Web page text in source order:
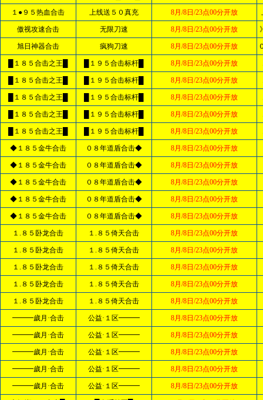
１●９５热血合击 上线送５０真充 8月/8日/23点00分开放
傲视攻速合击 无限刀速 8月/8日/23点00分开放
旭日神器合击 疯狗刀速 8月/8日/23点00分开放
█１８５合击之王█ █１９５合击标杆█ 8月/8日/23点00分开放
█１８５合击之王█ █１９５合击标杆█ 8月/8日/23点00分开放
█１８５合击之王█ █１９５合击标杆█ 8月/8日/23点00分开放
█１８５合击之王█ █１９５合击标杆█ 8月/8日/23点00分开放
█１８５合击之王█ █１９５合击标杆█ 8月/8日/23点00分开放
◆１８５金牛合击 ０８年道盾合击◆ 8月/8日/23点00分开放
◆１８５金牛合击 ０８年道盾合击◆ 8月/8日/23点00分开放
◆１８５金牛合击 ０８年道盾合击◆ 8月/8日/23点00分开放
◆１８５金牛合击 ０８年道盾合击◆ 8月/8日/23点00分开放
◆１８５金牛合击 ０８年道盾合击◆ 8月/8日/23点00分开放
１.８５卧龙合击 １.８５倚天合击 8月/8日/23点00分开放
１.８５卧龙合击 １.８５倚天合击 8月/8日/23点00分开放
１.８５卧龙合击 １.８５倚天合击 8月/8日/23点00分开放
１.８５卧龙合击 １.８５倚天合击 8月/8日/23点00分开放
１.８５卧龙合击 １.８５倚天合击 8月/8日/23点00分开放
━━━歲月·合击 公益·１区━━━ 8月/8日/23点00分开放
━━━歲月·合击 公益·１区━━━ 8月/8日/23点00分开放
━━━歲月·合击 公益·１区━━━ 8月/8日/23点00分开放
━━━歲月·合击 公益·１区━━━ 8月/8日/23点00分开放
━━━歲月·合击 公益·１区━━━ 8月/8日/23点00分开放